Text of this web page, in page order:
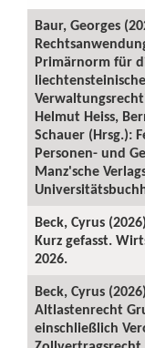
Baur, Georges
Primärnorm für
Helmut Heiss,
Schauer (Hrsg.):
Personen- und
Manz'sche
Beck, Cyrus
Kurz gefasst.
2026.
Beck, Cyrus
Altlastenrecht
einschließlich